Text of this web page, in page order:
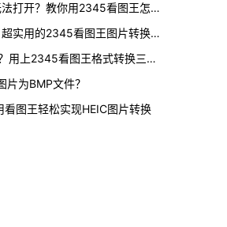
苹果手机相片导入电脑后无法打开？教你用2345看图王怎么把heic转换为jpg
批量图片格式太杂怎么破？超实用的2345看图王图片转换教程
打不开的webp图片怎么办？用上2345看图王格式转换三步帮你搞定
为BMP文件？
图王轻松实现HEIC图片转换